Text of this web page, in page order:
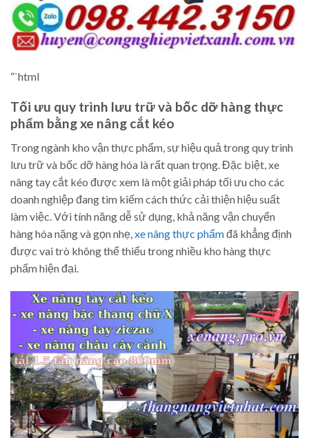
“`html
Tối ưu quy trình lưu trữ và bốc dỡ hàng thực
phẩm bằng xe nâng cắt kéo
Trong ngành kho vận thực phẩm, sự hiệu quả trong quy trình
lưu trữ và bốc dỡ hàng hóa là rất quan trọng. Đặc biệt, xe
nâng tay cắt kéo được xem là một giải pháp tối ưu cho các
doanh nghiệp đang tìm kiếm cách thức cải thiện hiệu suất
làm việc. Với tính năng dễ sử dụng, khả năng vận chuyển
hàng hóa nặng và gọn nhẹ,xe nâng thực phẩmđã khẳng định
được vai trò không thể thiếu trong nhiều kho hàng thực
phẩm hiện đại.